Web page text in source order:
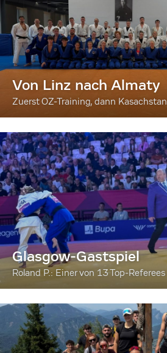
Von Linz nach Almaty
Zuerst OZ-Training, dann Kasachstan
Glasgow-Gastspiel
Roland P.: Einer von 13 Top-Referees